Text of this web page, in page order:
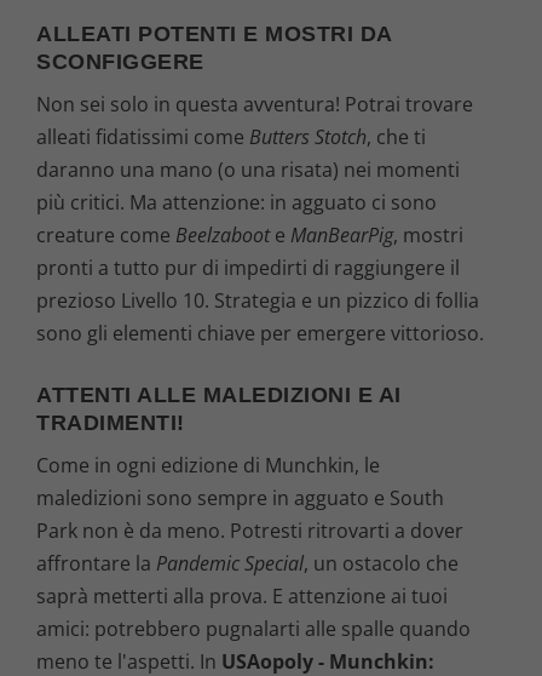
ALLEATI POTENTI E MOSTRI DA
SCONFIGGERE
Non sei solo in questa avventura! Potrai trovare
alleati fidatissimi come Butters Stotch, che ti
daranno una mano (o una risata) nei momenti
più critici. Ma attenzione: in agguato ci sono
creature come Beelzaboote ManBearPig, mostri
pronti a tutto pur di impedirti di raggiungere il
prezioso Livello 10. Strategia e un pizzico di follia
sono gli elementi chiave per emergere vittorioso.
ATTENTI ALLE MALEDIZIONI E AI
TRADIMENTI!
Come in ogni edizione di Munchkin, le
maledizioni sono sempre in agguato e South
Park non è da meno. Potresti ritrovarti a dover
affrontare la Pandemic Special, un ostacolo che
saprà metterti alla prova. E attenzione ai tuoi
amici: potrebbero pugnalarti alle spalle quando
meno te l'aspetti. In USAopoly - Munchkin: